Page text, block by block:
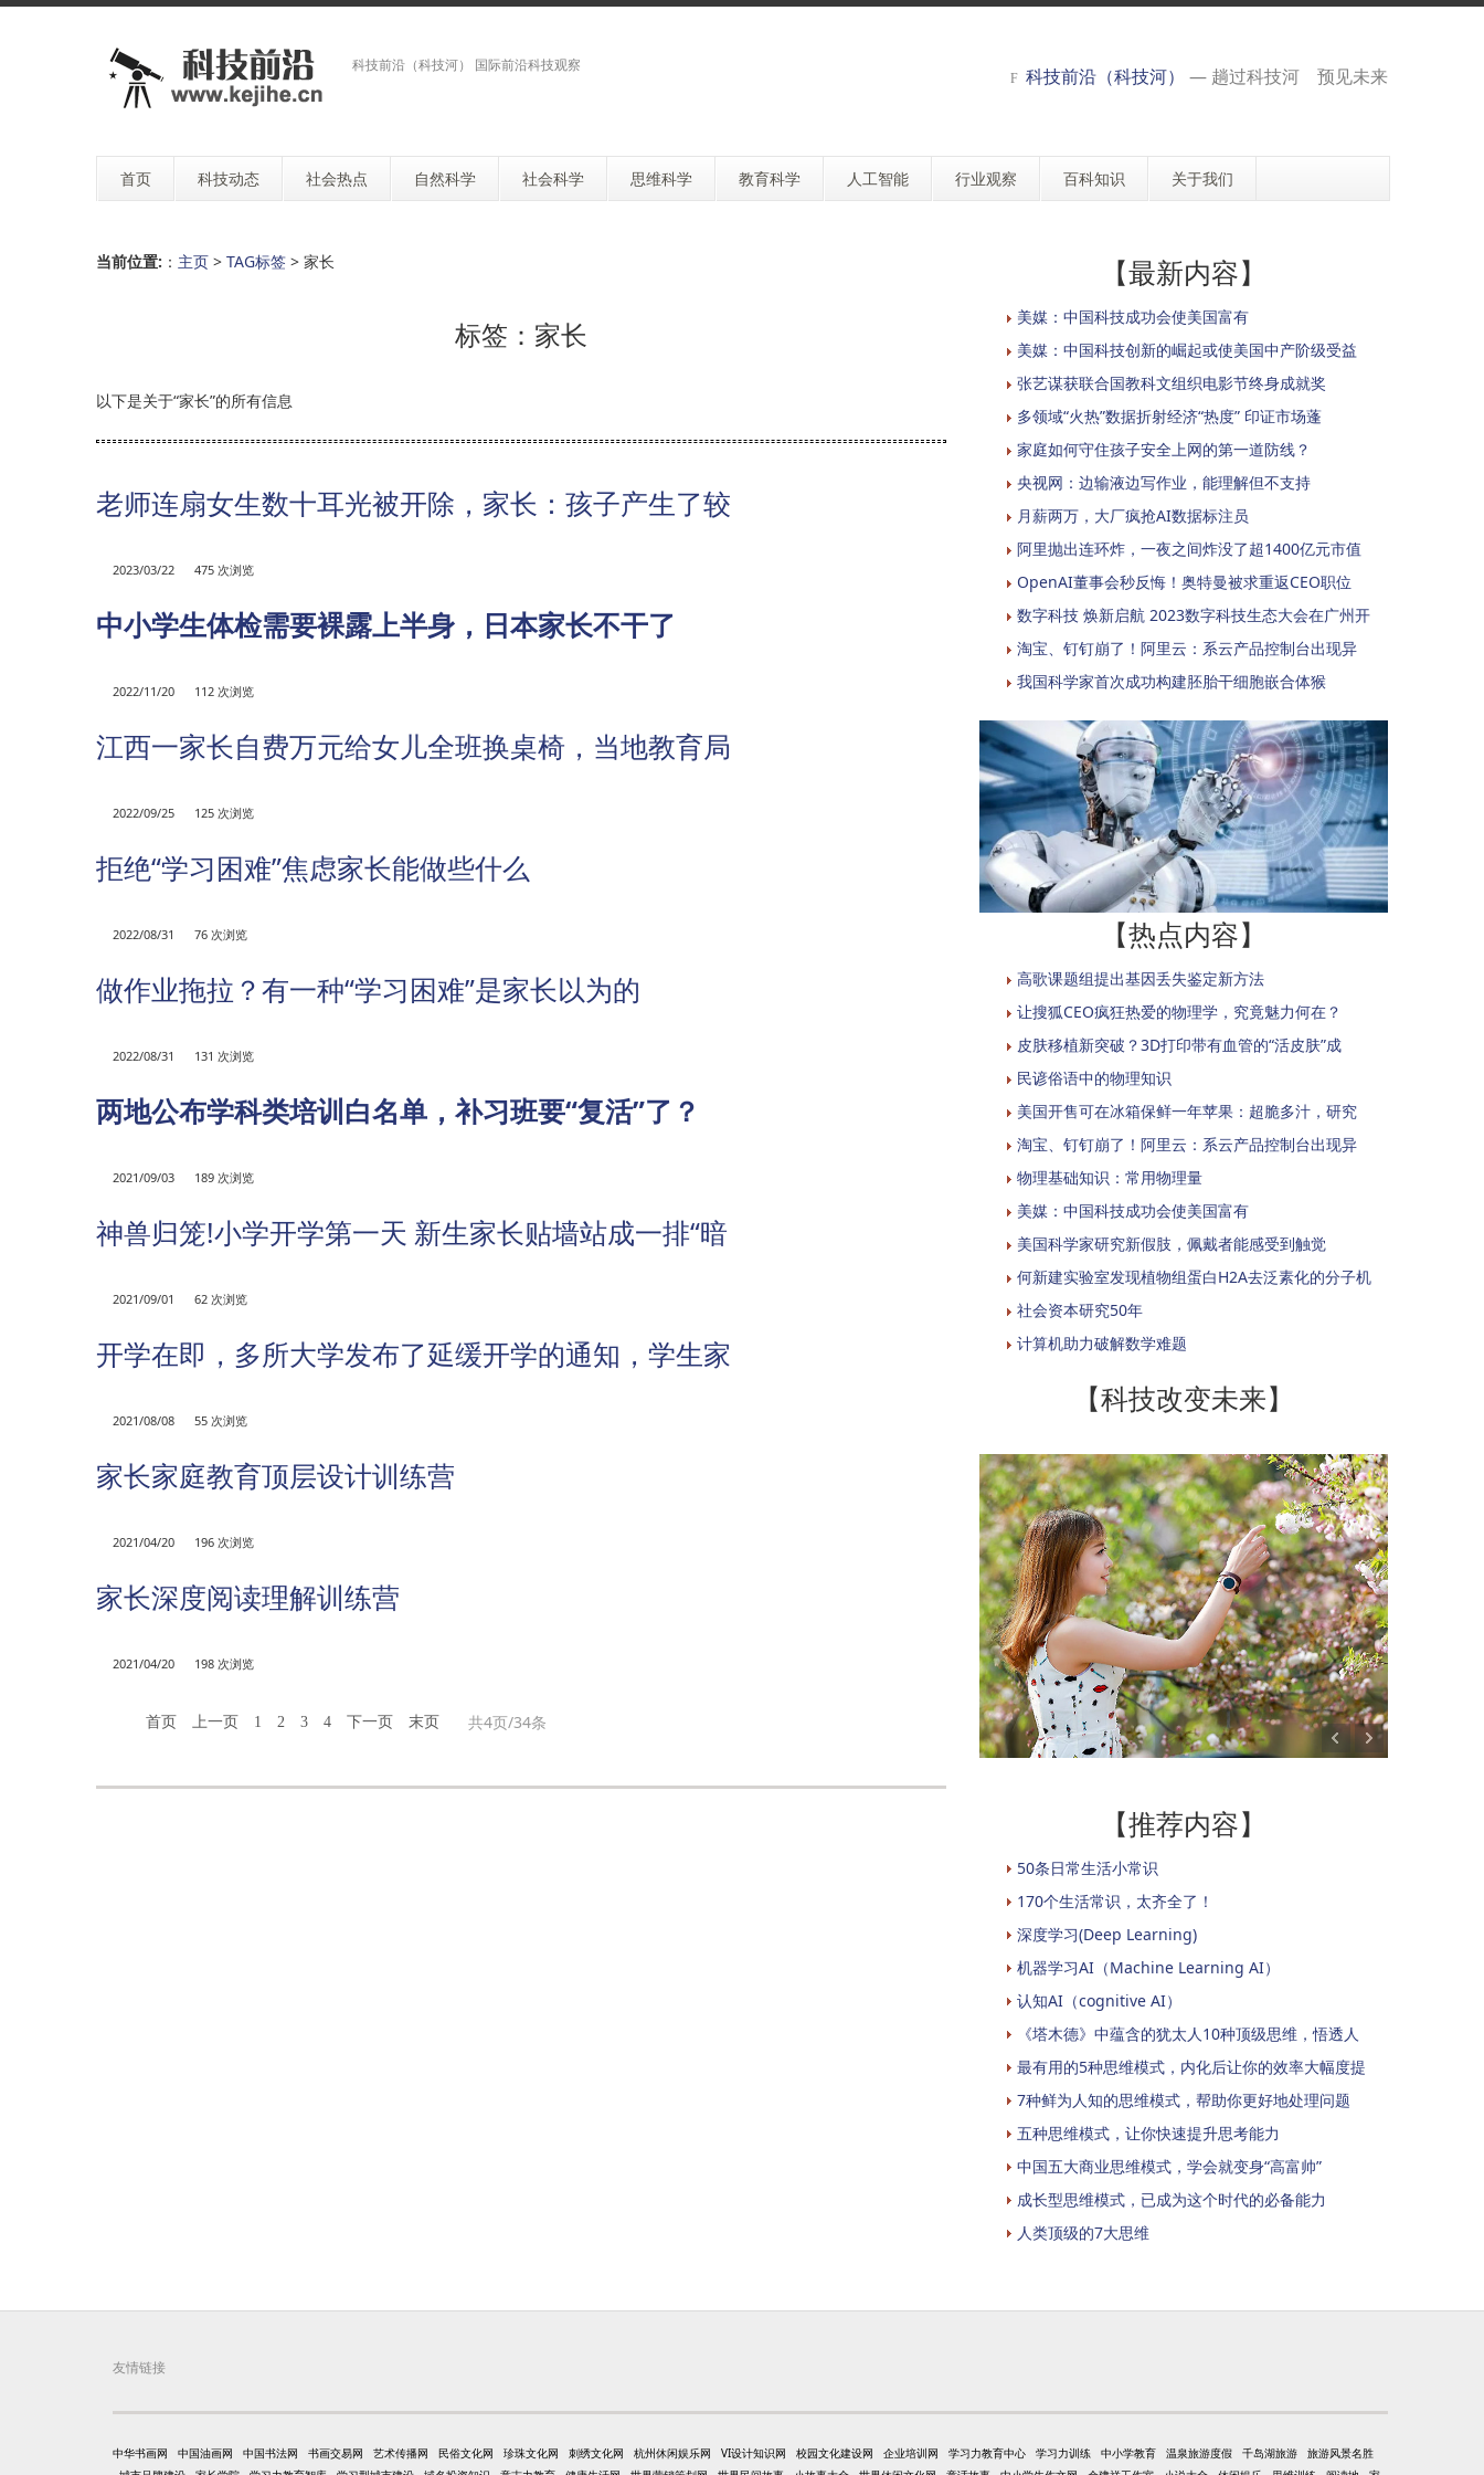
科技前沿（科技河） 国际前沿科技观察 科技前沿（科技河） — 趟过科技河 预见未来
首页 科技动态 社会热点 自然科学 社会科学 思维科学 教育科学 人工智能 行业观察 百科知识 关于我们
当前位置: ： 主页 > TAG标签 > 家长
标签：家长
以下是关于“家长”的所有信息
老师连扇女生数十耳光被开除，家长：孩子产生了较
2023/03/22 475 次浏览
中小学生体检需要裸露上半身，日本家长不干了
2022/11/20 112 次浏览
江西一家长自费万元给女儿全班换桌椅，当地教育局
2022/09/25 125 次浏览
拒绝“学习困难”焦虑家长能做些什么
2022/08/31 76 次浏览
做作业拖拉？有一种“学习困难”是家长以为的
2022/08/31 131 次浏览
两地公布学科类培训白名单，补习班要“复活”了？
2021/09/03 189 次浏览
神兽归笼!小学开学第一天 新生家长贴墙站成一排“暗
2021/09/01 62 次浏览
开学在即，多所大学发布了延缓开学的通知，学生家
2021/08/08 55 次浏览
家长家庭教育顶层设计训练营
2021/04/20 196 次浏览
家长深度阅读理解训练营
2021/04/20 198 次浏览
共4页/34条
首页 上一页 1 2 3 4 下一页 末页
【最新内容】
美媒：中国科技成功会使美国富有
美媒：中国科技创新的崛起或使美国中产阶级受益
张艺谋获联合国教科文组织电影节终身成就奖
多领域“火热”数据折射经济“热度” 印证市场蓬
家庭如何守住孩子安全上网的第一道防线？
央视网：边输液边写作业，能理解但不支持
月薪两万，大厂疯抢AI数据标注员
阿里抛出连环炸，一夜之间炸没了超1400亿元市值
OpenAI董事会秒反悔！奥特曼被求重返CEO职位
数字科技 焕新启航 2023数字科技生态大会在广州开
淘宝、钉钉崩了！阿里云：系云产品控制台出现异
我国科学家首次成功构建胚胎干细胞嵌合体猴
【热点内容】
高歌课题组提出基因丢失鉴定新方法
让搜狐CEO疯狂热爱的物理学，究竟魅力何在？
皮肤移植新突破？3D打印带有血管的“活皮肤”成
民谚俗语中的物理知识
美国开售可在冰箱保鲜一年苹果：超脆多汁，研究
淘宝、钉钉崩了！阿里云：系云产品控制台出现异
物理基础知识：常用物理量
美媒：中国科技成功会使美国富有
美国科学家研究新假肢，佩戴者能感受到触觉
何新建实验室发现植物组蛋白H2A去泛素化的分子机
社会资本研究50年
计算机助力破解数学难题
【科技改变未来】
【推荐内容】
50条日常生活小常识
170个生活常识，太齐全了！
深度学习(Deep Learning)
机器学习AI（Machine Learning AI）
认知AI（cognitive AI）
《塔木德》中蕴含的犹太人10种顶级思维，悟透人
最有用的5种思维模式，内化后让你的效率大幅度提
7种鲜为人知的思维模式，帮助你更好地处理问题
五种思维模式，让你快速提升思考能力
中国五大商业思维模式，学会就变身“高富帅”
成长型思维模式，已成为这个时代的必备能力
人类顶级的7大思维
友情链接
中华书画网 中国油画网 中国书法网 书画交易网 艺术传播网 民俗文化网 珍珠文化网 刺绣文化网 杭州休闲娱乐网 VI设计知识网 校园文化建设网 企业培训网 学习力教育中心 学习力训练 中小学教育 温泉旅游度假 千岛湖旅游
旅游风景名胜